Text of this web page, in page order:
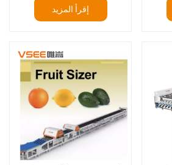
التعلم العميق
إقرأ المزيد